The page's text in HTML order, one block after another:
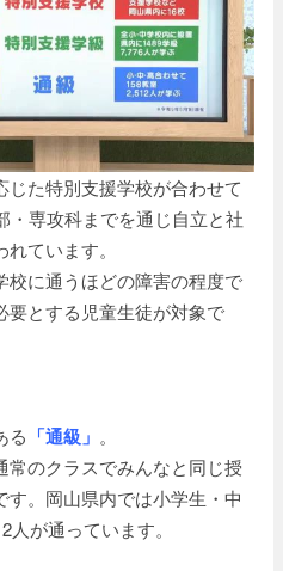
た特別支援学校が合わせて
・専攻科までを通じ自立と社
ています。
に通うほどの障害の程度で
要とする児童生徒が対象で
る 「通級」 。
のクラスでみんなと同じ授
。岡山県内では小学生・中
が通っています。